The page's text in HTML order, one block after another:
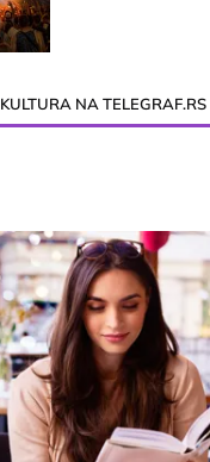
KULTURA NA TELEGRAF.RS